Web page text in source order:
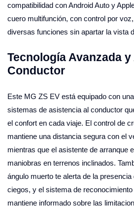
compatibilidad con Android Auto y
cuero multifunción, con control por
diversas funciones sin apartar la vista
Tecnología Avanzada
Conductor
Este MG ZS EV está equipado con
sistemas de asistencia al conductor
el confort en cada viaje. El control de
mantiene una distancia segura con el
mientras que el asistente de arranque
maniobras en terrenos inclinados.
ángulo muerto te alerta de la
ciegos, y el sistema de
mantiene informado sobre las